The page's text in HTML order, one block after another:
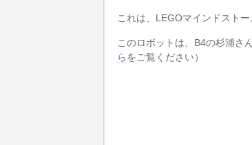
これは、LEGOマインドスト
このロボットは、B4の杉浦さ
らをご覧ください）